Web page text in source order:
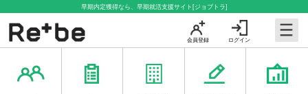
早期内定獲得なら、早期就活支援サイト[ジョブトラ]
ログイン
会員登録